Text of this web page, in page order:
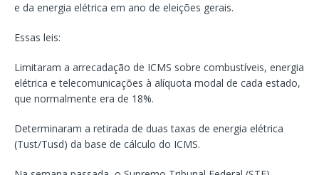
e da energia elétrica em ano de eleições gerais.
Essas leis:
Limitaram a arrecadação de ICMS sobre combustíveis, energia
elétrica e telecomunicações à alíquota modal de cada estado,
que normalmente era de 18%.
Determinaram a retirada de duas taxas de energia elétrica
(Tust/Tusd) da base de cálculo do ICMS.